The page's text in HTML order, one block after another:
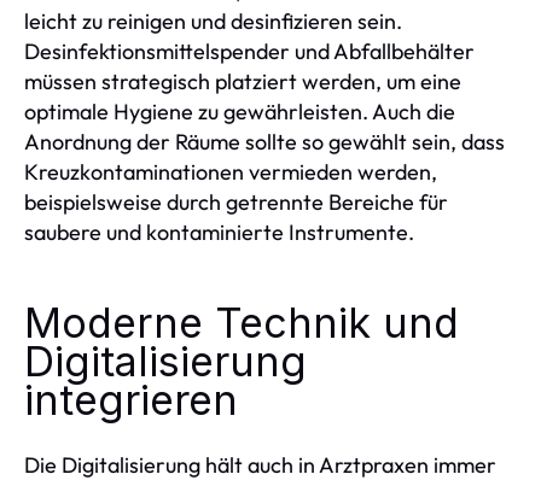
leicht zu reinigen und desinfizieren sein.
Desinfektionsmittelspender und Abfallbehälter
müssen strategisch platziert werden, um eine
optimale Hygiene zu gewährleisten. Auch die
Anordnung der Räume sollte so gewählt sein, dass
Kreuzkontaminationen vermieden werden,
beispielsweise durch getrennte Bereiche für
saubere und kontaminierte Instrumente.
Moderne Technik und
Digitalisierung
integrieren
Die Digitalisierung hält auch in Arztpraxen immer